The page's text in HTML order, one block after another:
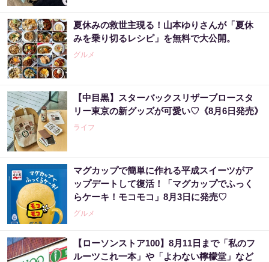
夏休みの救世主現る！山本ゆりさんが「夏休
みを乗り切るレシピ」を無料で大公開。
グルメ
【中目黒】スターバックスリザーブロースタ
リー東京の新グッズが可愛い♡《8月6日発売》
ライフ
マグカップで簡単に作れる平成スイーツがア
ップデートして復活！「マグカップでふっく
らケーキ！モコモコ」8月3日に発売♡
グルメ
【ローソンストア100】8月11日まで「私のフ
ルーツこれ一本」や「よわない檸檬堂」など